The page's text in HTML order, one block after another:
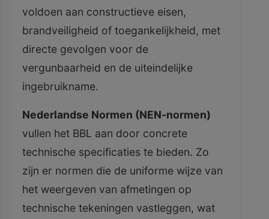
voldoen aan constructieve eisen,
brandveiligheid of toegankelijkheid, met
directe gevolgen voor de
vergunbaarheid en de uiteindelijke
ingebruikname.
Nederlandse Normen (NEN-normen)
vullen het BBL aan door concrete
technische specificaties te bieden. Zo
zijn er normen die de uniforme wijze van
het weergeven van afmetingen op
technische tekeningen vastleggen, wat